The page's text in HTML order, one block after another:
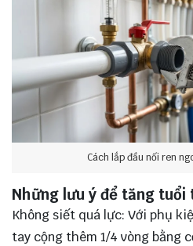
Cách lắp đầu nối ren
Những lưu ý để tăng tuổi
Không siết quá lực: Với phụ
tay cộng thêm 1/4 vòng bằng